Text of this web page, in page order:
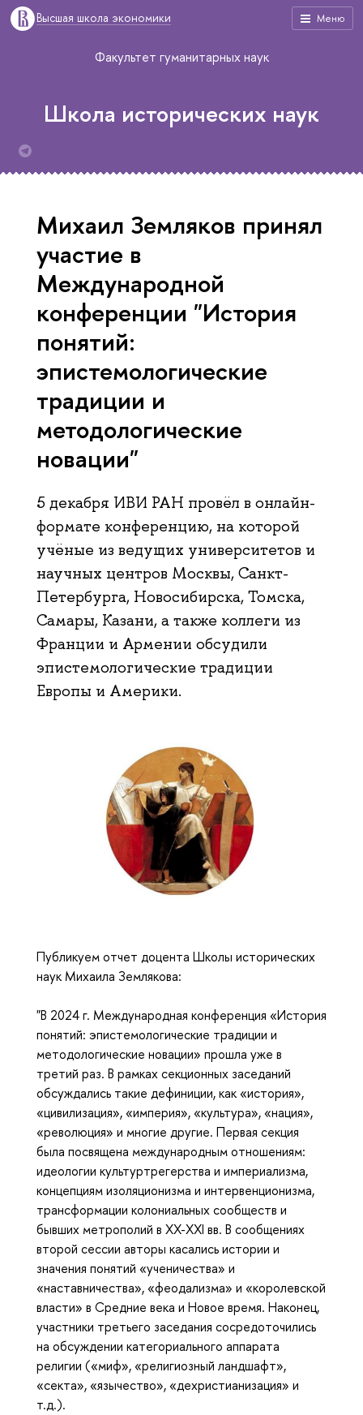
Меню
Высшая школа экономики
Факультет гуманитарных наук
Школа исторических наук
Михаил Земляков принял
участие в
Международной
конференции "История
понятий:
эпистемологические
традиции и
методологические
новации"
5 декабря ИВИ РАН провёл в онлайн-
формате конференцию, на которой
учёные из ведущих университетов и
научных центров Москвы, Санкт-
Петербурга, Новосибирска, Томска,
Самары, Казани, а также коллеги из
Франции и Армении обсудили
эпистемологические традиции
Европы и Америки.
Публикуем отчет доцента Школы исторических
наук Михаила Землякова:
"В 2024 г. Международная конференция «История
понятий: эпистемологические традиции и
методологические новации» прошла уже в
третий раз. В рамках секционных заседаний
обсуждались такие дефиниции, как «история»,
«цивилизация», «империя», «культура», «нация»,
«революция» и многие другие. Первая секция
была посвящена международным отношениям:
идеологии культуртрегерства и империализма,
концепциям изоляционизма и интервенционизма,
трансформации колониальных сообществ и
бывших метрополий в XX-XXI вв. В сообщениях
второй сессии авторы касались истории и
значения понятий «ученичества» и
«наставничества», «феодализма» и «королевской
власти» в Средние века и Новое время. Наконец,
участники третьего заседания сосредоточились
на обсуждении категориального аппарата
религии («миф», «религиозный ландшафт»,
«секта», «язычество», «дехристианизация» и
т.д.).